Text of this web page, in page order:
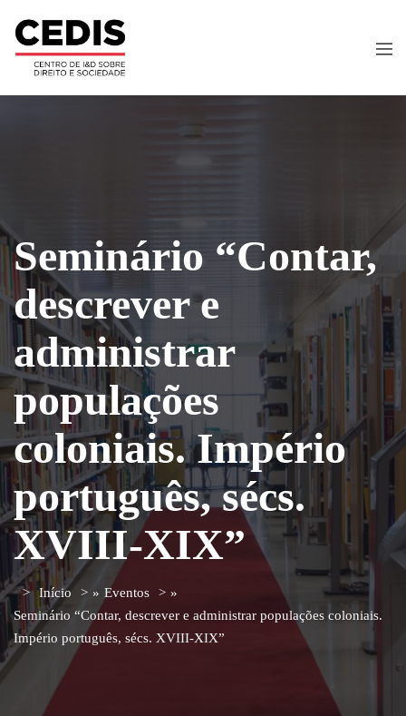
Seminário “Contar,
descrever e
administrar
populações
coloniais. Império
português, sécs.
XVIII-XIX”
Início » Eventos
»
Seminário “Contar, descrever e administrar populações coloniais.
Império português, sécs. XVIII-XIX”